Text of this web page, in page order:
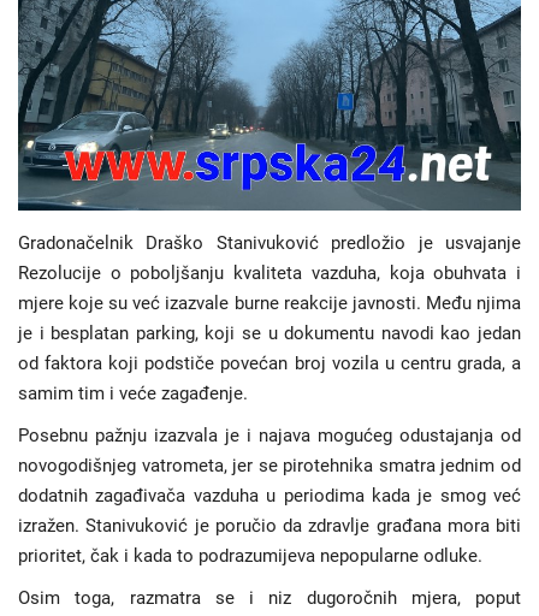
Jezik
Latinica Ћирилица
Gradonačelnik Draško Stanivuković predložio je usvajanje
Rezolucije o poboljšanju kvaliteta vazduha, koja obuhvata i
mjere koje su već izazvale burne reakcije javnosti. Među njima
je i besplatan parking, koji se u dokumentu navodi kao jedan
od faktora koji podstiče povećan broj vozila u centru grada, a
samim tim i veće zagađenje.
Posebnu pažnju izazvala je i najava mogućeg odustajanja od
novogodišnjeg vatrometa, jer se pirotehnika smatra jednim od
dodatnih zagađivača vazduha u periodima kada je smog već
izražen. Stanivuković je poručio da zdravlje građana mora biti
prioritet, čak i kada to podrazumijeva nepopularne odluke.
Osim toga, razmatra se i niz dugoročnih mjera, poput